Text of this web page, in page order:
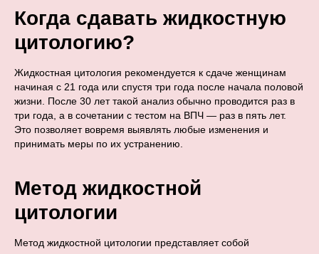
Когда сдавать жидкостную
цитологию?
Жидкостная цитология рекомендуется к сдаче женщинам
начиная с 21 года или спустя три года после начала половой
жизни. После 30 лет такой анализ обычно проводится раз в
три года, а в сочетании с тестом на ВПЧ — раз в пять лет.
Это позволяет вовремя выявлять любые изменения и
принимать меры по их устранению.
Метод жидкостной
цитологии
Метод жидкостной цитологии представляет собой